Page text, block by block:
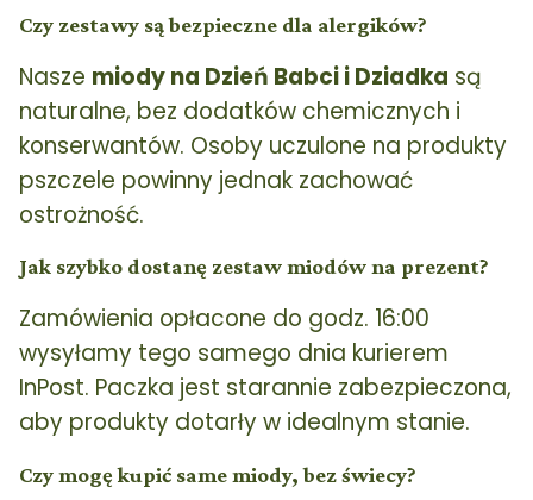
Czy zestawy są bezpieczne dla alergików?
Nasze miody na Dzień Babci i Dziadka są
naturalne, bez dodatków chemicznych i
konserwantów. Osoby uczulone na produkty
pszczele powinny jednak zachować
ostrożność.
Jak szybko dostanę zestaw miodów na prezent?
Zamówienia opłacone do godz. 16:00
wysyłamy tego samego dnia kurierem
InPost. Paczka jest starannie zabezpieczona,
aby produkty dotarły w idealnym stanie.
Czy mogę kupić same miody, bez świecy?